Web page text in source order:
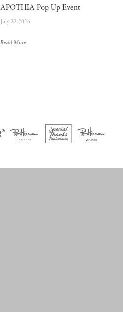
APOTHIA Pop Up Event
July.22.2026
Read More